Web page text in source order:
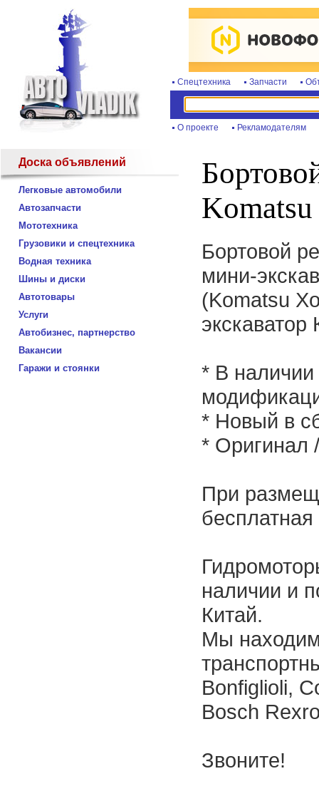
Спецтехника Запчасти
О проекте Рекламодателям
Доска объявлений
Легковые автомобили
Автозапчасти
Мототехника
Грузовики и спецтехника
Водная техника
Шины и диски
Автотовары
Услуги
Автобизнес, партнерство
Вакансии
Гаражи и стоянки
Бортовой
мини-
(Komatsu
экскаватор
* В
* Новый в
* Оригинал
При
наличии и
Китай.
Мы
Bonfiglioli,
Bosch
Звоните!